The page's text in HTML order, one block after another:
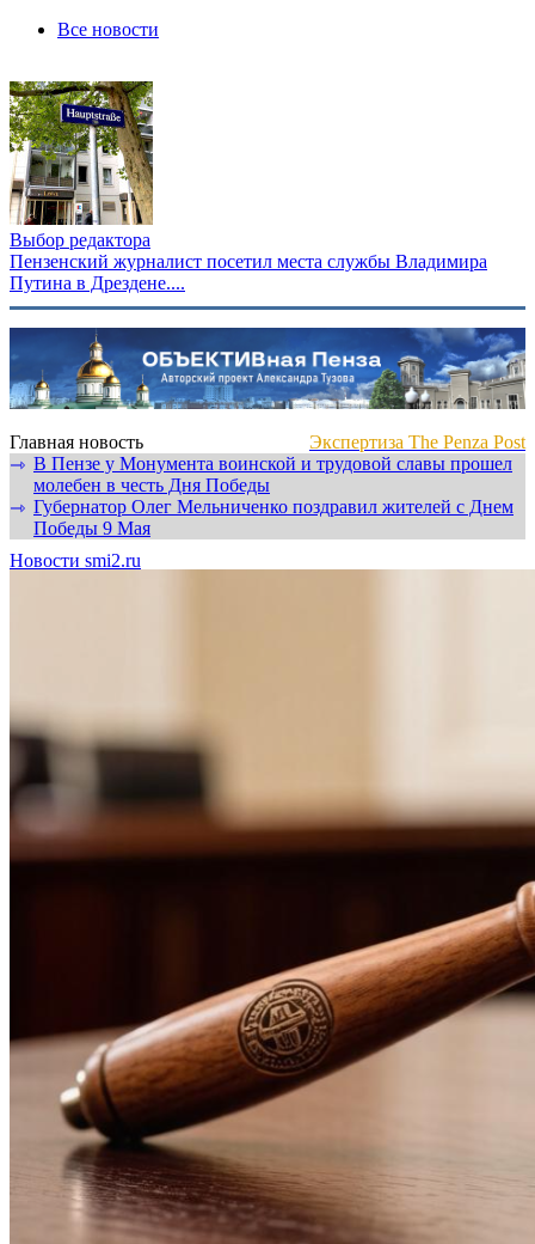
Все новости
Выбор редактора
Пензенский журналист посетил места службы Владимира
Путина в Дрездене....
Главная новость
Экспертиза The Penza Post
⇾ В Пензе у Монумента воинской и трудовой славы прошел
молебен в честь Дня Победы
⇾ Губернатор Олег Мельниченко поздравил жителей с Днем
Победы 9 Мая
Новости smi2.ru